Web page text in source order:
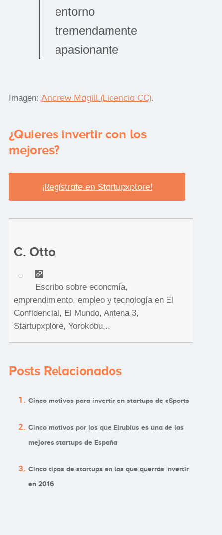
entorno
tremendamente
apasionante
Imagen: Andrew Magill (Licencia CC).
¿Quieres invertir con los
mejores?
¡Regístrate en Startupxplore!
C. Otto
Escribo sobre economía,
emprendimiento, empleo y tecnología en El
Confidencial, El Mundo, Antena 3,
Startupxplore, Yorokobu...
Posts Relacionados
Cinco motivos para invertir en startups de eSports
Cinco motivos por los que Elrubius es una de las
mejores startups de España
Cinco tipos de startups en los que querrás invertir
en 2016